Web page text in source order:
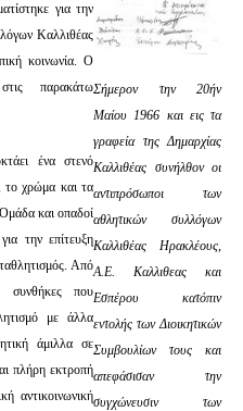
για την
Καλλιθέας
κοινωνία. Ο
παρακάτω
ένα στενό
το χρώμα και τα
και οπαδοί
την επίτευξη
Από
συνθήκες που
με άλλα
άμιλλα σε
πλήρη εκτροπή
αντικοινωνική
Σήμερον την 20ήν
Μαίου 1966 και εις τα
γραφεία της Δημαρχίας
Καλλιθέας συνήλθον οι
αντιπρόσωποι των
αθλητικών συλλόγων
Καλλιθέας Ηρακλέους,
Α.Ε. Καλλιθεας και
Εσπέρου κατόπιν
εντολής των Διοικητικών
Συμβουλίων τους και
απεφάσισαν την
συγχώνευσιν των